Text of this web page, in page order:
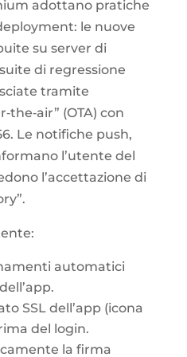
adottano pratiche
le nuove
su server di
di regressione
tramite
(OTA) con
Le notifiche push,
l’utente del
l’accettazione di
automatici
SSL dell’app (icona
del login.
la firma